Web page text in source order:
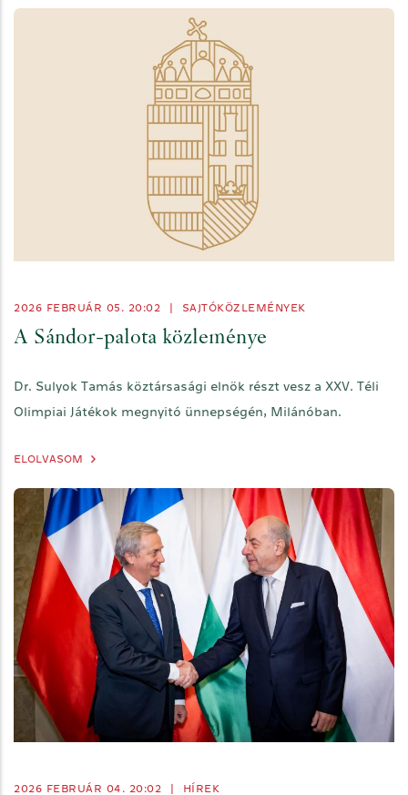
2026 FEBRUÁR 05. 20:02 SAJTÓKÖZLEMÉNYEK
A Sándor-palota közleménye
Dr. Sulyok Tamás köztársasági elnök részt vesz a XXV. Téli
Olimpiai Játékok megnyitó ünnepségén, Milánóban.
ELOLVASOM
2026 FEBRUÁR 04. 20:02 HÍREK